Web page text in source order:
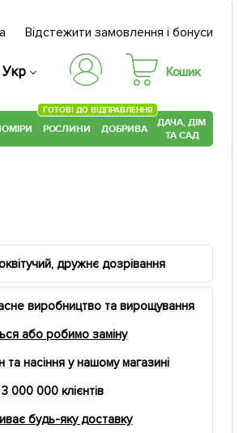
Відстежити замовлення і бонуси
Укр Кошик
РОСЛИНИ
ГОТОВІ ДО ВІДПРАВЛЕННЯ
ДОБРИВА
ДАЧА, ДІМ
ТА САД
дружнє дозрівання
виробництво та вирощування
або робимо заміну
та насіння у нашому магазині
000 000 клієнтів
будь-яку доставку